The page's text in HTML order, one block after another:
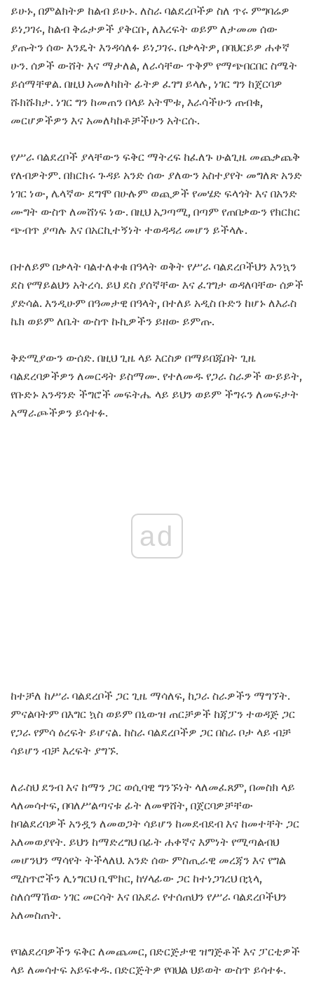
ይሁኑ, በምልክትዎ ከልብ ይሁኑ. ለስራ ባልደረቦችዎ ስለ ጥሩ ምግባሬዎ
ይነጋገሩ, ከልብ ቅሬታዎች ያቅርቡ, ለእረፍት ወይም ለታመመ ሰው
ያጡትን ሰው እንዴት እንዳሳለፉ ይነጋገሩ. በቃላትዎ, በባህርይዎ ሐቀኛ
ሁን. ሰዎች ውሸት እና ማታለል, ለራሳቸው ጥቅም የማጭበርበር ስሜት
ይሰማቸዋል. በዚህ አመለካከት ፊትዎ ፈገግ ይላሉ, ነገር ግን ከጀርባዎ
ሹክሹክታ. ነገር ግን ከመጠን በላይ አትሞቱ, እራሳችሁን ጠብቁ,
መርሆዎችዎን እና አመለካከቶቻችሁን አትርሱ.
የሥራ ባልደረቦች ያላቸውን ፍቅር ማትረፍ ከፈለጉ ሁልጊዜ መጨቃጨቅ
የለብዎትም. በክርክሩ ጉዳይ አንድ ሰው ያለውን አስተያየት መግለጽ አንድ
ነገር ነው, ሌላኛው ደግሞ በሁሉም ወጪዎች የመሄድ ፍላጎት እና በአንድ
ሙግት ውስጥ ለመሸነፍ ነው. በዚህ አጋጣሚ, በጣም የጠበቃውን የክርክር
ጭብጥ ያጣሉ እና በአርኪተኝነት ተወዳዳሪ መሆን ይችላሉ.
በተለይም በቃላት ባልተለቀቁ በዓላት ወቅት የሥራ ባልደረቦችህን እንኳን
ደስ የማይልህን አትረሳ. ይህ ደስ ያሰኛቸው እና ፈገግታ ወዳለባቸው ሰዎች
ያድሳል. እንዲሁም በዓመታዊ በዓላት, በተለይ አዲስ ቡድን ከሆኑ ለእራስ
ኬክ ወይም ለቤት ውስጥ ኩኪዎችን ይዘው ይምጡ.
ቅድሚያውን ውሰድ. በዚህ ጊዜ ላይ እርስዎ በማይበጁበት ጊዜ
ባልደረባዎችዎን ለመርዳት ይስማሙ. የተለመዱ የጋራ ስራዎች ውይይት,
የቡድኑ አንዳንድ ችግሮች መፍትሔ ላይ ይህን ወይም ችግሩን ለመፍታት
አማራጮችዎን ይሳተፉ.
ad
ከተቻለ ከሥራ ባልደረቦች ጋር ጊዜ ማሳለፍ, ከጋራ ስራዎችን ማግኘት.
ምናልባትም በእግር ኳስ ወይም በኒውዝ ጠርቻዎች ከጃፓን ተወዳጅ ጋር
የጋራ የምሳ ዕረፍት ይሆናል. ከስራ ባልደረቦችዎ ጋር በስራ ቦታ ላይ ብቻ
ሳይሆን ብቻ እረፍት ያግኙ.
ለራስህ ደንብ እና ከማን ጋር ወሲባዊ ግንኙነት ላለመፈጸም, በመስክ ላይ
ላለመሳተፍ, በባለሥልጣናቱ ፊት ለመዋሸት, በጀርባዎቻቸው
ከባልደረባዎች አንዷን ለመወጋት ሳይሆን ከመደብደብ እና ከመተቸት ጋር
አለመወያየት. ይህን ከማድረግህ በፊት ሐቀኛና እምነት የሚጣልብህ
መሆንህን ማሳየት ትችላለህ. አንድ ሰው ምስጢራዊ መረጃን እና የግል
ሚስጥሮችን ሊነግርህ ቢሞክር, ከሃላፊው ጋር ከተነጋገረህ በኋላ,
ስለሰማኸው ነገር መርሳት እና በአደራ የተሰጠህን የሥራ ባልደረቦችህን
አለመስጠት.
የባልደረባዎችን ፍቅር ለመጨመር, በድርጅታዊ ዝግጅቶች እና ፓርቲዎች
ላይ ለመሳተፍ አይፍቀዱ. በድርጅትዎ የባህል ህይወት ውስጥ ይሳተፉ.